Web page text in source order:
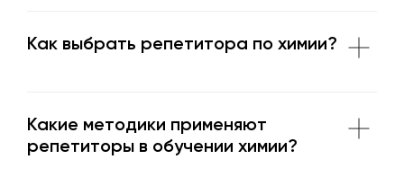
Как выбрать репетитора по химии?
Какие методики применяют
репетиторы в обучении химии?